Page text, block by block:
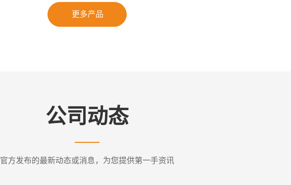
更多产品
公司动态
官方发布的最新动态或消息，为您提供第一手资讯